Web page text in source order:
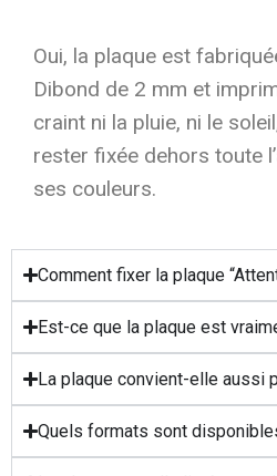
Oui, la plaque est
Dibond de 2 mm et
craint ni la pluie, ni le
rester fixée dehors toute
ses couleurs.
Comment fixer la plaque
Est-ce que la plaque est
La plaque convient-elle aussi
Quels formats sont